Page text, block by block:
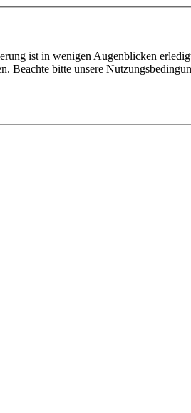
ist in wenigen Augenblicken
bitte unsere